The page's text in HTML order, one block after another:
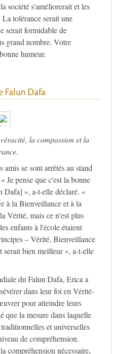
société s'améliorerait et les
tolérance serait une
serait formidable de
grand nombre. Votre
humeur.
Falun Dafa
la compassion et la
amis se sont arrêtés au stand
Je pense que c'est la bonne
Dafa] », a-t-elle déclaré. «
à la Bienveillance et à la
Vérité, mais ce n'est plus
enfants à l'école étaient
– Vérité, Bienveillance
serait bien meilleur », a-t-elle
du Falun Dafa, Erica a
dans leur foi en Vérité-
pour atteindre leurs
que la mesure dans laquelle
et universelles
de compréhension.
compréhension nécessaire,